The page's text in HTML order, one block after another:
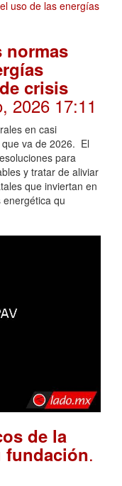
normas
crisis
2026 17:11
en casi
va de 2026. El
para
y tratar de aliviar
que inviertan en
qu
de la
fundación.